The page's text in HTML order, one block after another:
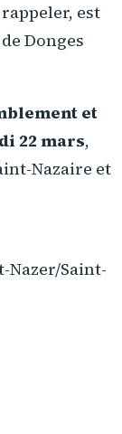
est
Donges
et
22 mars,
Nazaire et
Nazer/Saint-